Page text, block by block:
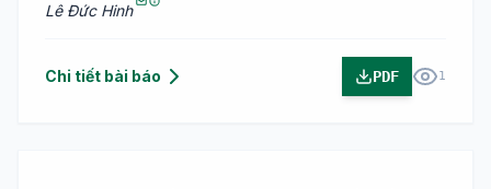
Lê Đức Hinh
Chi tiết bài báo PDF 1